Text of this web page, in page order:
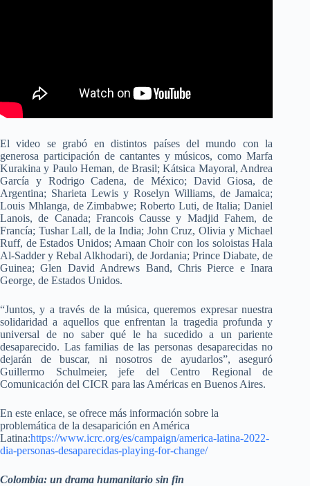
El video se grabó en distintos países del mundo con la
generosa participación de cantantes y músicos, como Marfa
Kurakina y Paulo Heman, de Brasil; Kátsica Mayoral, Andrea
García y Rodrigo Cadena, de México; David Giosa, de
Argentina; Sharieta Lewis y Roselyn Williams, de Jamaica;
Louis Mhlanga, de Zimbabwe; Roberto Luti, de Italia; Daniel
Lanois, de Canada; Francois Causse y Madjid Fahem, de
Francía; Tushar Lall, de la India; John Cruz, Olivia y Michael
Ruff, de Estados Unidos; Amaan Choir con los soloistas Hala
Al-Sadder y Rebal Alkhodari), de Jordania; Prince Diabate, de
Guinea; Glen David Andrews Band, Chris Pierce e Inara
George, de Estados Unidos.
“Juntos, y a través de la música, queremos expresar nuestra
solidaridad a aquellos que enfrentan la tragedia profunda y
universal de no saber qué le ha sucedido a un pariente
desaparecido. Las familias de las personas desaparecidas no
dejarán de buscar, ni nosotros de ayudarlos”, aseguró
Guillermo Schulmeier, jefe del Centro Regional de
Comunicación del CICR para las Américas en Buenos Aires.
En este enlace, se ofrece más información sobre la
problemática de la desaparición en América
Latina:https://www.icrc.org/es/campaign/america-latina-2022-
dia-personas-desaparecidas-playing-for-change/
Colombia: un drama humanitario sin fin